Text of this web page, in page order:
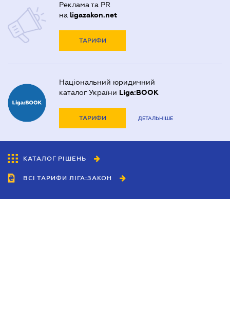
Реклама та PR
на ligazakon.net
ТАРИФИ
Національний юридичний
каталог України Liga:BOOK
ТАРИФИ ДЕТАЛЬНІШЕ
КАТАЛОГ РІШЕНЬ
ВСІ ТАРИФИ ЛІГА:ЗАКОН